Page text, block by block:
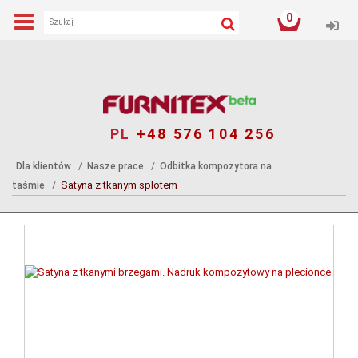
0
PL +48 576 104 256
Dla klientów Nasze prace
Odbitka kompozytora na
taśmie
Satyna z tkanym splotem